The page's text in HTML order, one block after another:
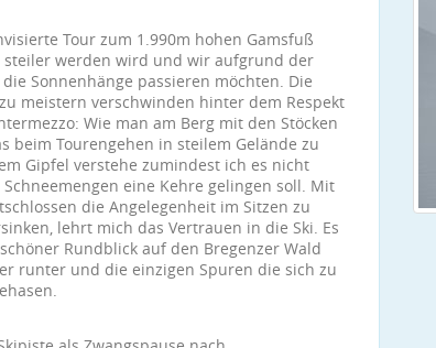
Tour zum 1.990m hohen Gamsfuß
werden wird und wir aufgrund der
Sonnenhänge passieren möchten. Die
meistern verschwinden hinter dem Respekt
Wie man am Berg mit den Stöcken
beim Tourengehen in steilem Gelände zu
Gipfel verstehe zumindest ich es nicht
eine Kehre gelingen soll. Mit
die Angelegenheit im Sitzen zu
lehrt mich das Vertrauen in die Ski. Es
Rundblick auf den Bregenzer Wald
runter und die einzigen Spuren die sich zu